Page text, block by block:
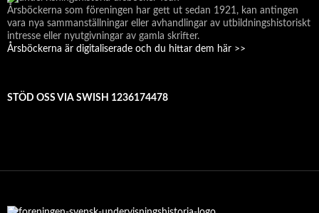
Årsböckerna som föreningen har gett ut sedan 1921, kan antingen
vara nya sammanställningar eller avhandlingar av utbildningshistoriskt
intresse eller nyutgivningar av gamla skrifter.
Årsböckerna är digitaliserade och du hittar dem här >>
STÖD OSS VIA SWISH 1236174478